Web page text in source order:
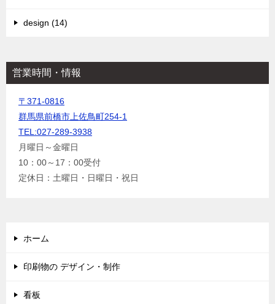
design (14)
営業時間・情報
〒371-0816
群馬県前橋市上佐鳥町254-1
TEL:027-289-3938
月曜日～金曜日
10：00～17：00受付
定休日：土曜日・日曜日・祝日
ホーム
印刷物の デザイン・制作
看板